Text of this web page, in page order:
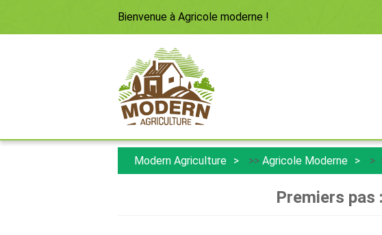
Bienvenue à Agricole moderne !
Modern Agriculture >> Agricole Moderne >
Premiers pas